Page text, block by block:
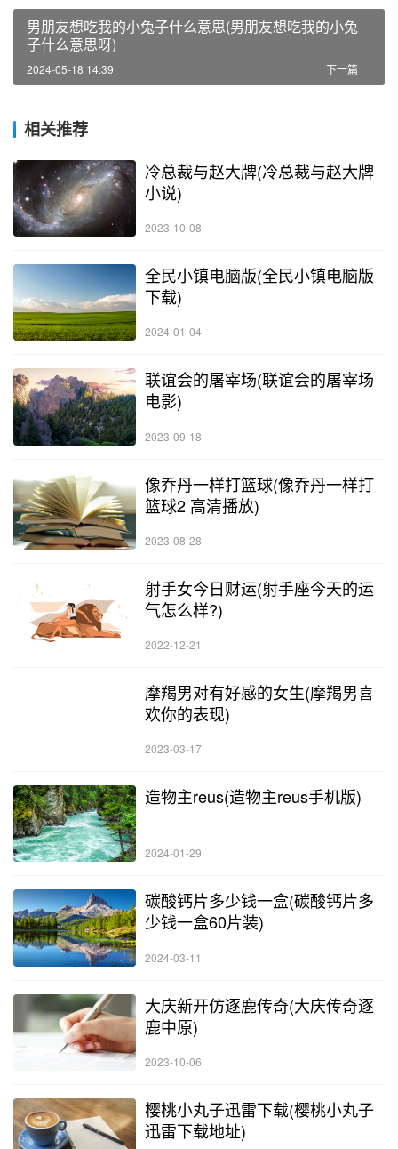
男朋友想吃我的小兔子什么意思(男朋友想吃我的小兔
子什么意思呀)
下一篇
2024-05-18 14:39
相关推荐
冷总裁与赵大牌(冷总裁与赵大牌
小说)
2023-10-08
全民小镇电脑版(全民小镇电脑版
下载)
2024-01-04
联谊会的屠宰场(联谊会的屠宰场
电影)
2023-09-18
像乔丹一样打篮球(像乔丹一样打
篮球2 高清播放)
2023-08-28
射手女今日财运(射手座今天的运
气怎么样?)
2022-12-21
摩羯男对有好感的女生(摩羯男喜
欢你的表现)
2023-03-17
造物主reus(造物主reus手机版)
2024-01-29
碳酸钙片多少钱一盒(碳酸钙片多
少钱一盒60片装)
2024-03-11
大庆新开仿逐鹿传奇(大庆传奇逐
鹿中原)
2023-10-06
樱桃小丸子迅雷下载(樱桃小丸子
迅雷下载地址)